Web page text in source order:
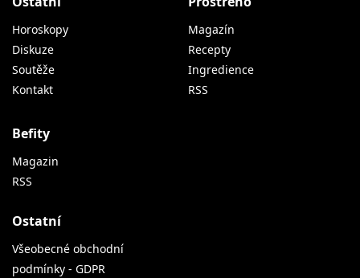
Horoskopy
Diskuze
Soutěže
Kontakt
Magazín
Recepty
Ingredience
RSS
Befity
Magazin
RSS
Ostatní
Všeobecné obchodní
podmínky - GDPR